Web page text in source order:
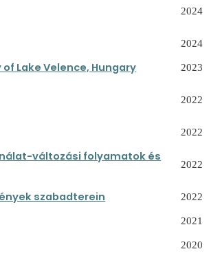
2024
2024
Lake Velence, Hungary 2023
2022
2022
változási folyamatok és
2022
szabadterein 2022
2021
2020